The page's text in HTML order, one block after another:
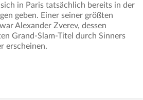
in Paris tatsächlich bereits in der
geben. Einer seiner größten
Alexander Zverev, dessen
Grand-Slam-Titel durch Sinners
erscheinen.